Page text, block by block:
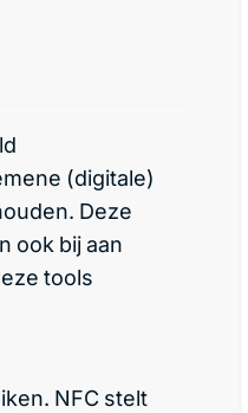
(digitale)
Deze
ook bij aan
tools
NFC stelt